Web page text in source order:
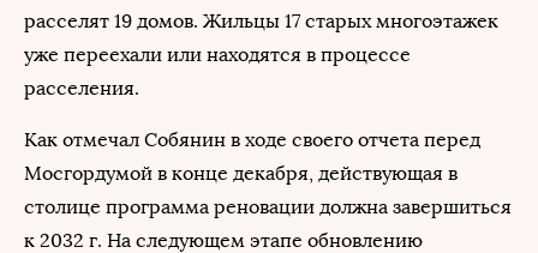
расселят 19 домов. Жильцы 17 старых многоэтажек
уже переехали или находятся в процессе
расселения.
Как отмечал Собянин в ходе своего отчета перед
Мосгордумой в конце декабря, действующая в
столице программа реновации должна завершиться
к 2032 г. На следующем этапе обновлению